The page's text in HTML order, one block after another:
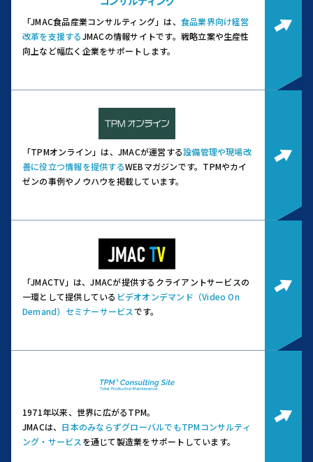
「JMAC食品産業コンサルティング」は、 食品業界向け経営
改革を支援するJMACの情報サイトです。 戦略立案や生産性
向上など幅広く企業をサポートします。
「TPMオンライン」は、JMACが運営する設備管理や現場改
善に役立つ情報を提供するWEBマガジンです。 TPMやカイ
ゼンの事例やノウハウを掲載しています。
「JMACTV」は、JMACが提供するクライアントサービスの
一環として提供している ビデオオンデマンド（Video On
Demand）セミナーサービスです。
1971年以来、世界に広がるTPM。
JMACは、 日本のみならずグローバルでもTPMコンサルティ
ング・サービス を通じて製造業をサポートしています。